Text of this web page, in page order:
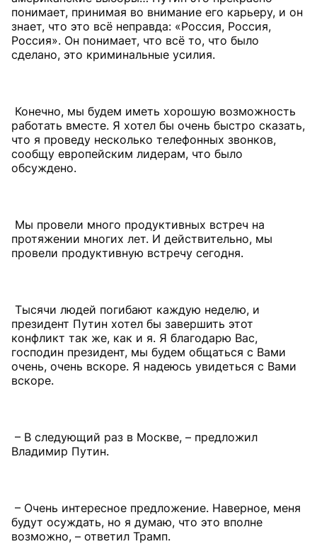
понимает, принимая во внимание его карьеру, и он
знает, что это всё неправда: «Россия, Россия,
Россия». Он понимает, что всё то, что было
сделано, это криминальные усилия.
Конечно, мы будем иметь хорошую возможность
работать вместе. Я хотел бы очень быстро сказать,
что я проведу несколько телефонных звонков,
сообщу европейским лидерам, что было
обсуждено.
Мы провели много продуктивных встреч на
протяжении многих лет. И действительно, мы
провели продуктивную встречу сегодня.
Тысячи людей погибают каждую неделю, и
президент Путин хотел бы завершить этот
конфликт так же, как и я. Я благодарю Вас,
господин президент, мы будем общаться с Вами
очень, очень вскоре. Я надеюсь увидеться с Вами
вскоре.
– В следующий раз в Москве, – предложил
Владимир Путин.
– Очень интересное предложение. Наверное, меня
будут осуждать, но я думаю, что это вполне
возможно, – ответил Трамп.